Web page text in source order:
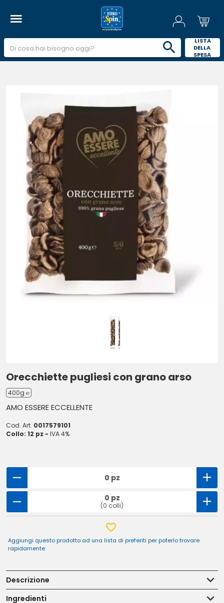
LISTA
DELLA
SPESA
Orecchiette pugliesi con grano arso
400g ℮
AMO ESSERE ECCELLENTE
Cod. Art. 0017579101
Collo: 12 pz - IVA 4%
0 pz
0 pz
(0 colli)
Aggiungi questo prodotto ad una lista di preferiti per poterlo trovare
rapidamente
Descrizione
Ingredienti